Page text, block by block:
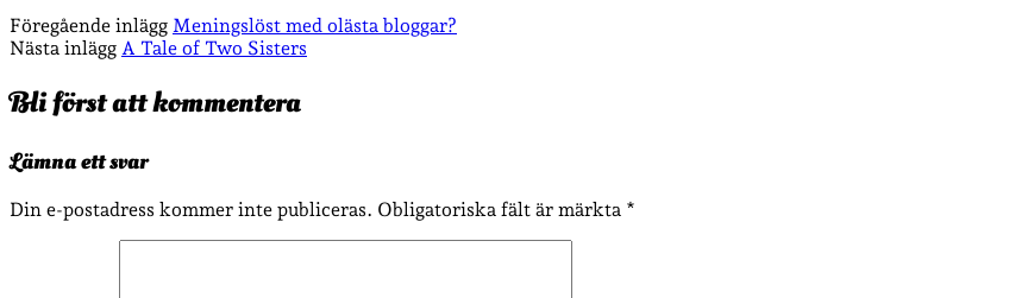
Föregående inlägg Meningslöst med olästa bloggar?
Nästa inlägg A Tale of Two Sisters
Bli först att kommentera
Lämna ett svar
Din e-postadress kommer inte publiceras. Obligatoriska fält är märkta *